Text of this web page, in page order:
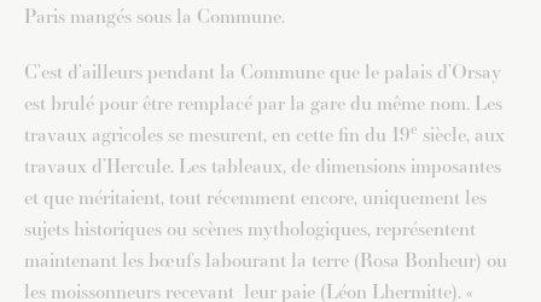
Paris mangés sous la Commune.
C’est d’ailleurs pendant la Commune que le palais d’Orsay
est brulé pour être remplacé par la gare du même nom. Les
travaux agricoles se mesurent, en cette fin du 19e siècle, aux
travaux d’Hercule. Les tableaux, de dimensions imposantes
et que méritaient, tout récemment encore, uniquement les
sujets historiques ou scènes mythologiques, représentent
maintenant les bœufs labourant la terre (Rosa Bonheur) ou
les moissonneurs recevant leur paie (Léon Lhermitte). «